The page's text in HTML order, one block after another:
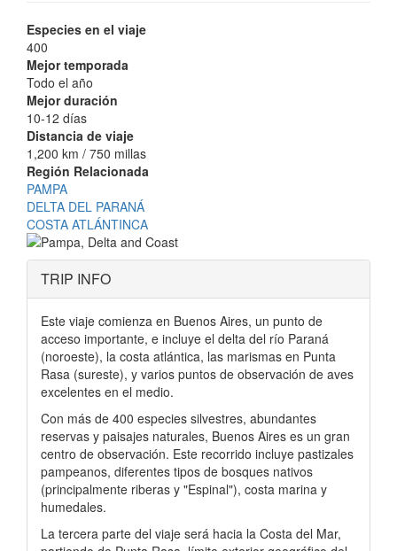
Especies en el viaje
400
Mejor temporada
Todo el año
Mejor duración
10-12 días
Distancia de viaje
1,200 km / 750 millas
Región Relacionada
PAMPA
DELTA DEL PARANÁ
COSTA ATLÁNTINCA
TRIP INFO
Este viaje comienza en Buenos Aires, un punto de
acceso importante, e incluye el delta del río Paraná
(noroeste), la costa atlántica, las marismas en Punta
Rasa (sureste), y varios puntos de observación de aves
excelentes en el medio.
Con más de 400 especies silvestres, abundantes
reservas y paisajes naturales, Buenos Aires es un gran
centro de observación. Este recorrido incluye pastizales
pampeanos, diferentes tipos de bosques nativos
(principalmente riberas y "Espinal"), costa marina y
humedales.
La tercera parte del viaje será hacia la Costa del Mar,